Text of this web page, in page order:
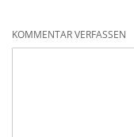
KOMMENTAR VERFASSEN